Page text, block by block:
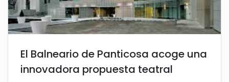
El Balneario de Panticosa acoge una
innovadora propuesta teatral